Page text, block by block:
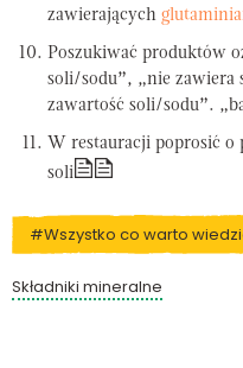
zawierających
Poszukiwać produktów
soli/sodu”, „nie zawiera
zawartość soli/sodu”.
W restauracji poprosić o
soli
#Wszystko co warto
Składniki mineralne